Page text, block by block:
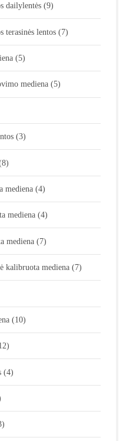
dailylentės (9)
terasinės lentos (7)
(5)
mediena (5)
(3)
mediena (4)
mediena (4)
mediena (7)
kalibruota mediena (7)
(10)
(4)